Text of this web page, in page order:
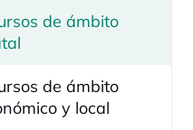
de ámbito
de ámbito
y local